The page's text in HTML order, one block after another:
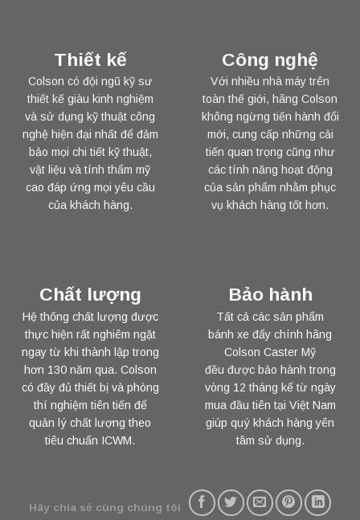
Thiết kế
Colson có đội ngũ kỹ sư
thiết kế giàu kinh nghiệm
và sử dụng kỹ thuật công
nghệ hiện đại nhất để đảm
bảo mọi chi tiết kỹ thuật,
vật liệu và tính thẩm mỹ
cao đáp ứng mọi yêu cầu
của khách hàng.
Công nghệ
Với nhiều nhà máy trên
toàn thế giới, hãng Colson
không ngừng tiến hành đổi
mới, cung cấp những cải
tiến quan trọng cũng như
các tính năng hoạt động
của sản phẩm nhằm phục
vụ khách hàng tốt hơn.
Chất lượng
Hệ thống chất lượng được
thực hiện rất nghiêm ngặt
ngay từ khi thành lập trong
hơn 130 năm qua. Colson
có đầy đủ thiết bị và phòng
thí nghiệm tiên tiến để
quản lý chất lượng theo
tiêu chuẩn ICWM.
Bảo hành
Tất cả các sản phẩm
bánh xe đẩy chính hãng
Colson Caster Mỹ
đều được bảo hành trong
vòng 12 tháng kể từ ngày
mua đầu tiên tại Việt Nam
giúp quý khách hàng yên
tâm sử dụng.
Hãy chia sẻ cùng chúng tôi